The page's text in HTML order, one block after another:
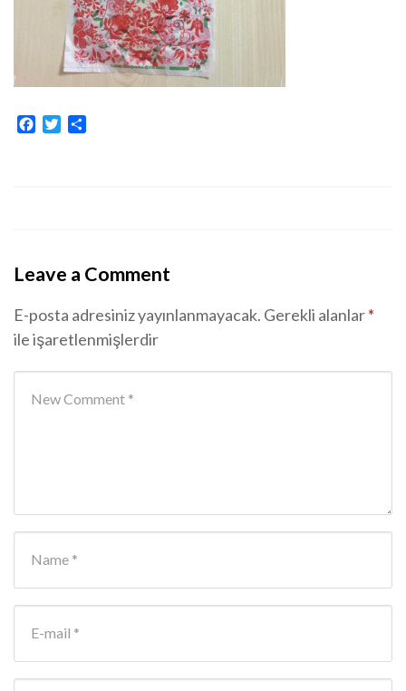
Facebook
Twitter
Leave a Comment
E-posta adresiniz yayınlanmayacak. Gerekli alanlar*
ile işaretlenmişlerdir